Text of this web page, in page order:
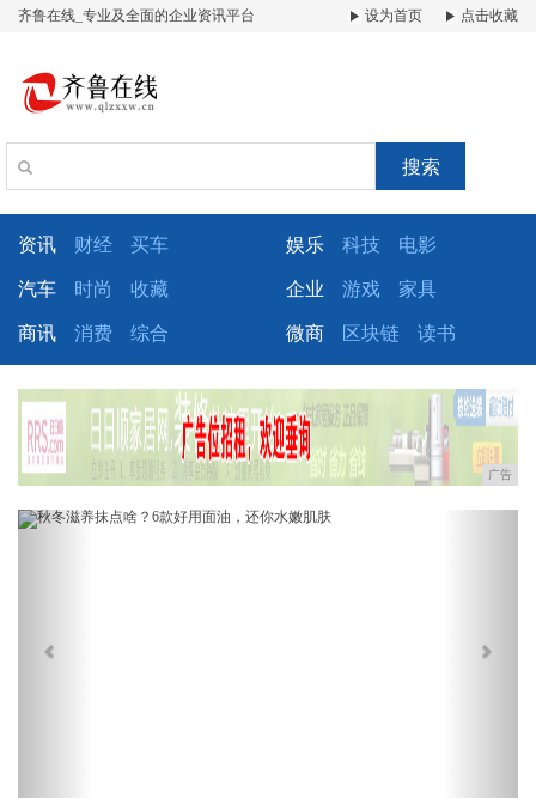
齐鲁在线_专业及全面的企业资讯平台 设为首页 点击收藏
搜索
资讯 财经 买车 娱乐 科技 电影
汽车 时尚 收藏 企业 游戏 家具
商讯 消费 综合 微商 区块链 读书
广告
Previous